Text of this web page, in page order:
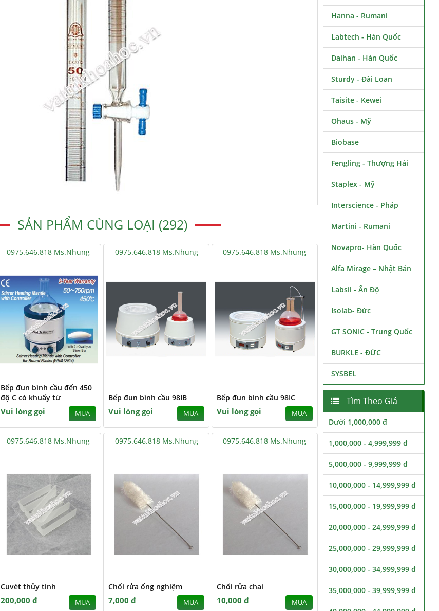
SẢN PHẨM CÙNG LOẠI (292)
0975.646.818 Ms.Nhung
Bếp đun bình cầu đến 450
độ C có khuấy từ
Vui lòng gọi MUA
0975.646.818 Ms.Nhung
Bếp đun bình cầu 98IB
Vui lòng gọi MUA
0975.646.818 Ms.Nhung
Bếp đun bình cầu 98IC
Vui lòng gọi MUA
0975.646.818 Ms.Nhung
Cuvét thủy tinh
200,000 đ MUA
0975.646.818 Ms.Nhung
Chổi rửa ống nghiệm
7,000 đ MUA
0975.646.818 Ms.Nhung
Chổi rửa chai
10,000 đ MUA
Hanna - Rumani
Labtech - Hàn Quốc
Daihan - Hàn Quốc
Sturdy - Đài Loan
Taisite - Kewei
Ohaus - Mỹ
Biobase
Fengling - Thượng Hải
Staplex - Mỹ
Interscience - Pháp
Martini - Rumani
Novapro- Hàn Quốc
Alfa Mirage – Nhật Bản
Labsil - Ấn Độ
Isolab- Đức
GT SONIC - Trung Quốc
BURKLE - ĐỨC
SYSBEL
Tìm Theo Giá
Dưới 1,000,000 đ
1,000,000 - 4,999,999 đ
5,000,000 - 9,999,999 đ
10,000,000 - 14,999,999 đ
15,000,000 - 19,999,999 đ
20,000,000 - 24,999,999 đ
25,000,000 - 29,999,999 đ
30,000,000 - 34,999,999 đ
35,000,000 - 39,999,999 đ